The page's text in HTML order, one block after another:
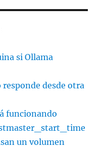
si Ollama
desde otra
funcionando
un volumen